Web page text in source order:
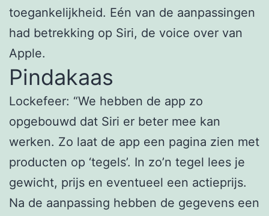
toegankelijkheid. Eén van de aanpassingen
had betrekking op Siri, de voice over van
Apple.
Pindakaas
Lockefeer: “We hebben de app zo
opgebouwd dat Siri er beter mee kan
werken. Zo laat de app een pagina zien met
producten op ‘tegels’. In zo’n tegel lees je
gewicht, prijs en eventueel een actieprijs.
Na de aanpassing hebben de gegevens een